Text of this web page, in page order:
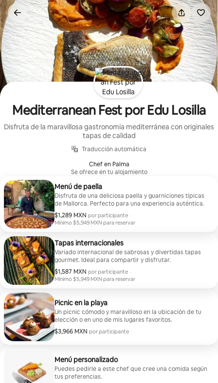
Ir
al
contenido
Mediterranean Fest por Edu Losilla
Disfruta de la maravillosa gastronomía mediterránea con originales
tapas de calidad
Traducción automática
Chef en Palma
Se ofrece en tu alojamiento
Menú de paella
Disfruta de una deliciosa paella y guarniciones típicas
de Mallorca. Perfecto para una experiencia auténtica.
$1,289 MXN por participante
$1,289 MXN por participante
·
Mínimo $5,949 MXN para reservar
Tapas internacionales
Variado internacional de sabrosas y divertidas tapas
gourmet. Ideal para compartir y disfrutar.
$1,587 MXN por participante
$1,587 MXN por participante
·
Mínimo $5,949 MXN para reservar
Picnic en la playa
Un picnic cómodo y maravilloso en la ubicación de tu
elección o en uno de mis lugares favoritos.
$3,966 MXN por participante
$3,966 MXN por participante
Menú personalizado
Puedes pedirle a este chef que cree una comida según
tus preferencias.